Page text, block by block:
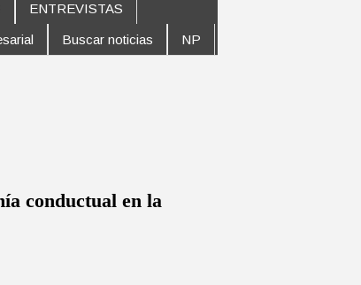
ENTREVISTAS
Buscar noticias NP
conductual en la